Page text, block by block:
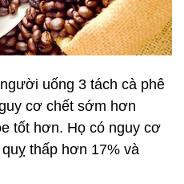
uống 3 tách cà phê
cơ chết sớm hơn
tốt hơn. Họ có nguy cơ
thấp hơn 17% và